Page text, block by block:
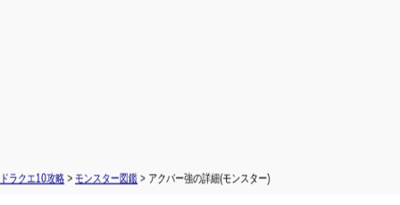
ドラクエ10攻略 > モンスター図鑑 > アクバー強の詳細(モンスター)